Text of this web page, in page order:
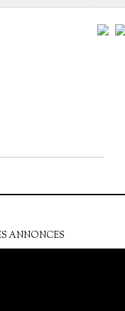
ANNONCES